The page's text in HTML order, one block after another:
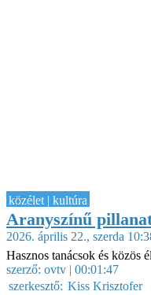
közélet | kultúra
Aranyszínű
2026. április 22., szerda
Hasznos tanácsok és közös
szerző: ovtv | 00:01:47
szerkesztő: Kiss Krisztofer